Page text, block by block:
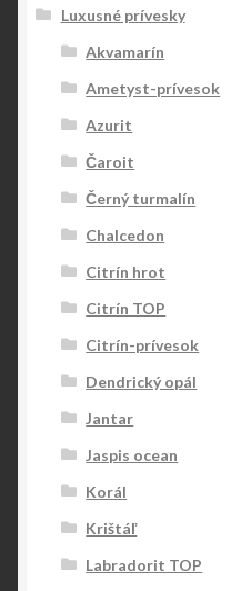
Luxusné prívesky
Akvamarín
Ametyst-prívesok
Azurit
Čaroit
Černý turmalín
Chalcedon
Citrín hrot
Citrín TOP
Citrín-prívesok
Dendrický opál
Jantar
Jaspis ocean
Korál
Krištáľ
Labradorit TOP